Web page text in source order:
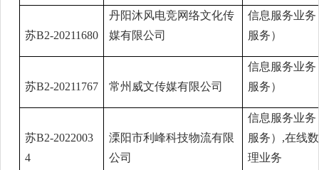
苏B2-20211680
丹阳沐风电竞网络文化传
媒有限公司
信息服务业
服务）
苏B2-20211767 常州威文传媒有限公司
信息服务业
服务）
苏B2-2022003
4
溧阳市利峰科技物流有限
公司
信息服务业
服务）,在线
理业务